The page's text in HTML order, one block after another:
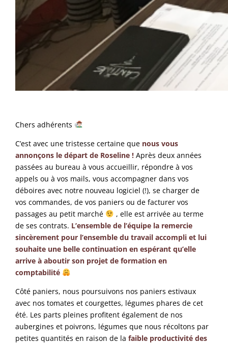
Chers adhérents
C’est avec une tristesse certaine que nous vous
annonçons le départ de Roseline ! Après deux années
passées au bureau à vous accueillir, répondre à vos
appels ou à vos mails, vous accompagner dans vos
déboires avec notre nouveau logiciel (!), se charger de
vos commandes, de vos paniers ou de facturer vos
passages au petit marché
, elle est arrivée au terme
de ses contrats. L’ensemble de l’équipe la remercie
sincèrement pour l’ensemble du travail accompli et lui
souhaite une belle continuation en espérant qu’elle
arrive à aboutir son projet de formation en
comptabilité
Côté paniers, nous poursuivons nos paniers estivaux
avec nos tomates et courgettes, légumes phares de cet
été. Les parts pleines profitent également de nos
aubergines et poivrons, légumes que nous récoltons par
petites quantités en raison de lafaible productivité des